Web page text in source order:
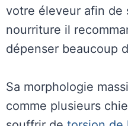
votre éleveur afin de
nourriture il
dépenser beaucoup
Sa morphologie
comme plusieurs